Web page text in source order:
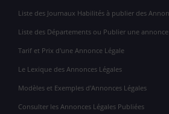
Liste des Journaux Habilités à publier des
Liste des Départements ou Publier une
Tarif et Prix d'une Annonce Légale
Le Lexique des Annonces Légales
Modèles et Exemples d'Annonces Légales
Consulter les Annonces Légales Publiées